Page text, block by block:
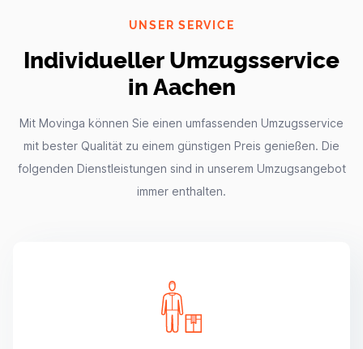
UNSER SERVICE
Individueller Umzugsservice
in Aachen
Mit Movinga können Sie einen umfassenden Umzugsservice
mit bester Qualität zu einem günstigen Preis genießen. Die
folgenden Dienstleistungen sind in unserem Umzugsangebot
immer enthalten.